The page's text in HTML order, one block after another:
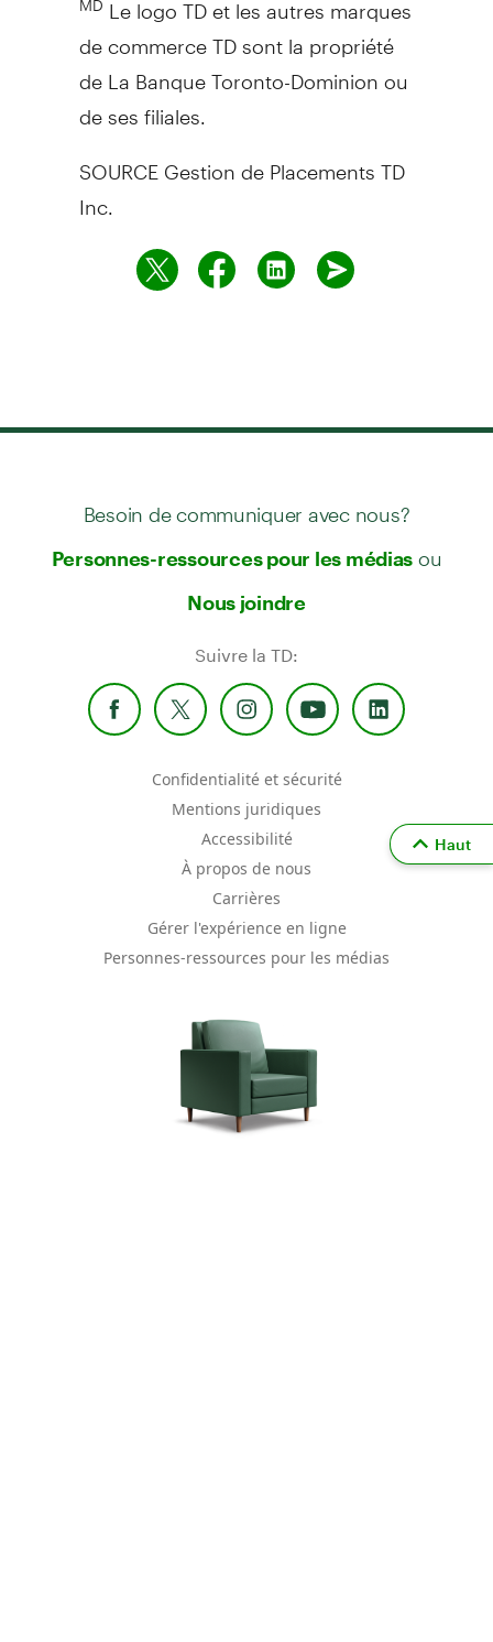
de commerce TD sont la propriété
de La Banque Toronto-Dominion ou
de ses filiales.
SOURCE Gestion de Placements TD
Inc.
Besoin de communiquer avec nous?
Personnes-ressources pour les médias ou
Nous joindre
Suivre la TD:
Confidentialité et sécurité
Mentions juridiques
Accessibilité
À propos de nous
Carrières
Gérer l'expérience en ligne
Personnes-ressources pour les médias
Haut